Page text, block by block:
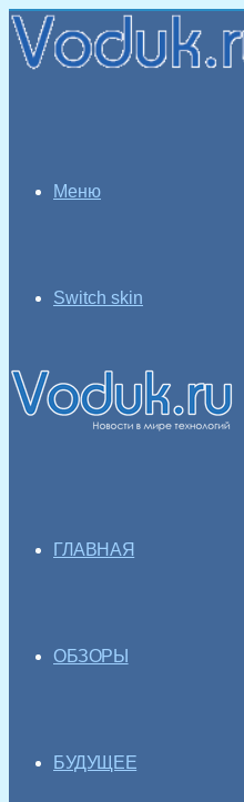
Меню
Switch skin
ГЛАВНАЯ
ОБЗОРЫ
БУДУЩЕЕ